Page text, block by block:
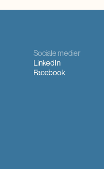
Sociale medier
LinkedIn
Facebook